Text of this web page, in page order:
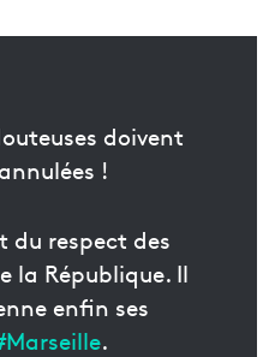
doivent
!
du respect des
la République. Il
enfin ses
.